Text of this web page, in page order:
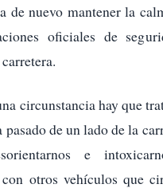
de nuevo mantener la
oficiales de
circunstancia hay que
pasado de un lado de la
e
otros vehículos que